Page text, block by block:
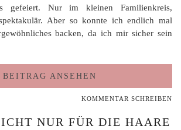
gefeiert. Nur im kleinen Familienkreis,
Aber so konnte ich endlich mal
backen, da ich mir sicher sein
BEITRAG ANSEHEN
KOMMENTAR SCHREIBEN
NUR FÜR DIE HAARE